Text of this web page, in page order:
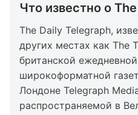
Что известно о
The Daily Telegraph,
других местах как The
британской
широкоформатной
Лондоне Telegraph
распространяемой в